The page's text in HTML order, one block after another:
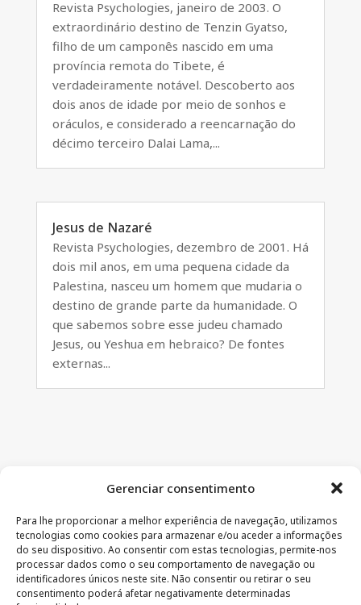
Gerenciar consentimento
Para lhe proporcionar a melhor experiência de navegação, utilizamos
tecnologias como cookies para armazenar e/ou aceder a informações
do seu dispositivo. Ao consentir com estas tecnologias, permite-nos
processar dados como o seu comportamento de navegação ou
identificadores únicos neste site. Não consentir ou retirar o seu
consentimento poderá afetar negativamente determinadas
Revista Psychologies, janeiro de 2003. O
extraordinário destino de Tenzin Gyatso,
filho de um camponês nascido em uma
província remota do Tibete, é
verdadeiramente notável. Descoberto aos
dois anos de idade por meio de sonhos e
oráculos, e considerado a reencarnação do
décimo terceiro Dalai Lama,...
Jesus de Nazaré
Revista Psychologies, dezembro de 2001. Há
dois mil anos, em uma pequena cidade da
Palestina, nasceu um homem que mudaria o
destino de grande parte da humanidade. O
que sabemos sobre esse judeu chamado
Jesus, ou Yeshua em hebraico? De fontes
externas...
CONTATO–AVISO LEGAL–PÁGINA DO LEITOR–